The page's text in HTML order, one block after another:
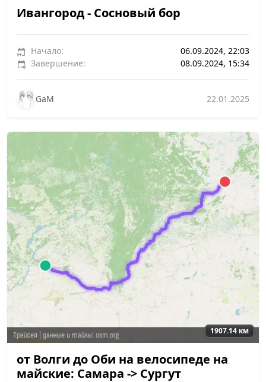
Ивангород - Сосновый бор
Начало:
06.09.2024, 22:03
Завершение:
08.09.2024, 15:34
GaM 22.01.2025
1907.14 км
от Волги до Оби на велосипеде на
майские: Самара -> Сургут